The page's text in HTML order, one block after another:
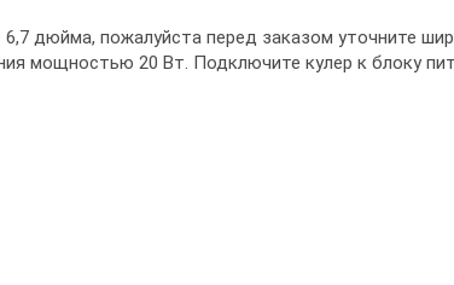
дюйма, пожалуйста перед заказом уточните
мощностью 20 Вт. Подключите кулер к блоку